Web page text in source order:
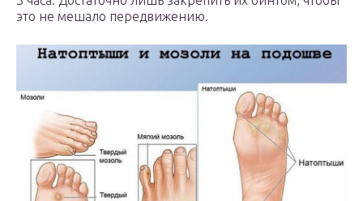
это не мешало передвижению.